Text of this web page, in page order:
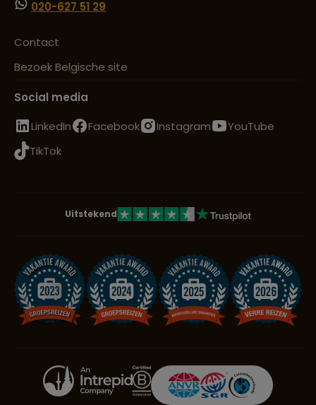
020-627 51 29
Contact
Bezoek Belgische site
Social media
LinkedIn
Facebook Instagram
YouTube
TikTok
Uitstekend